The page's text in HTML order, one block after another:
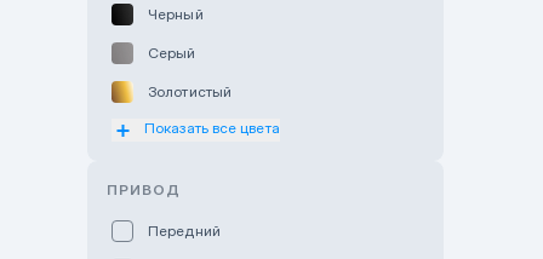
Черный
Серый
Золотистый
Оранжевый
Показать все цвета
ПРИВОД
Передний